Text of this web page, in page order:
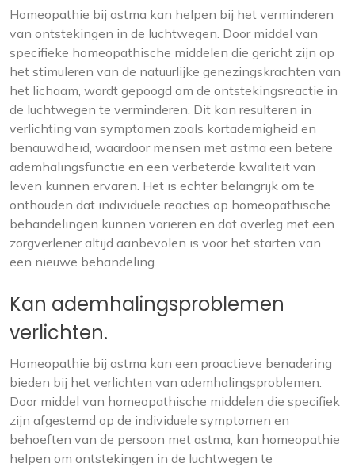
Homeopathie bij astma kan helpen bij het verminderen
van ontstekingen in de luchtwegen. Door middel van
specifieke homeopathische middelen die gericht zijn op
het stimuleren van de natuurlijke genezingskrachten van
het lichaam, wordt gepoogd om de ontstekingsreactie in
de luchtwegen te verminderen. Dit kan resulteren in
verlichting van symptomen zoals kortademigheid en
benauwdheid, waardoor mensen met astma een betere
ademhalingsfunctie en een verbeterde kwaliteit van
leven kunnen ervaren. Het is echter belangrijk om te
onthouden dat individuele reacties op homeopathische
behandelingen kunnen variëren en dat overleg met een
zorgverlener altijd aanbevolen is voor het starten van
een nieuwe behandeling.
Kan ademhalingsproblemen
verlichten.
Homeopathie bij astma kan een proactieve benadering
bieden bij het verlichten van ademhalingsproblemen.
Door middel van homeopathische middelen die specifiek
zijn afgestemd op de individuele symptomen en
behoeften van de persoon met astma, kan homeopathie
helpen om ontstekingen in de luchtwegen te